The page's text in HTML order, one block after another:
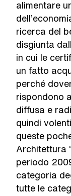
alimentare
ricerca del
disgiunta
in cui le
un fatto
perché
rispondono
diffusa e
quindi
queste
Architettura
periodo
categoria
tutte le